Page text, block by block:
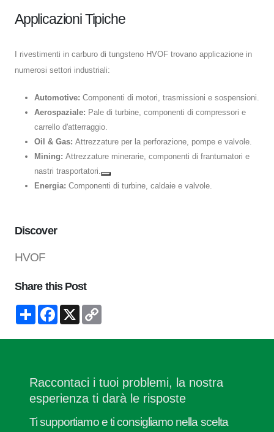
Applicazioni Tipiche
I rivestimenti in carburo di tungsteno HVOF trovano applicazione in
numerosi settori industriali:
Automotive: Componenti di motori, trasmissioni e sospensioni.
Aerospaziale: Pale di turbine, componenti di compressori e
carrello d'atterraggio.
Oil & Gas: Attrezzature per la perforazione, pompe e valvole.
Mining: Attrezzature minerarie, componenti di frantumatori e
nastri trasportatori.
Energia: Componenti di turbine, caldaie e valvole.
Discover
HVOF
Share this Post
CondividiFacebook
X
Raccontaci i tuoi problemi, la nostra
esperienza ti darà le risposte
Ti supportiamo e ti consigliamo nella scelta